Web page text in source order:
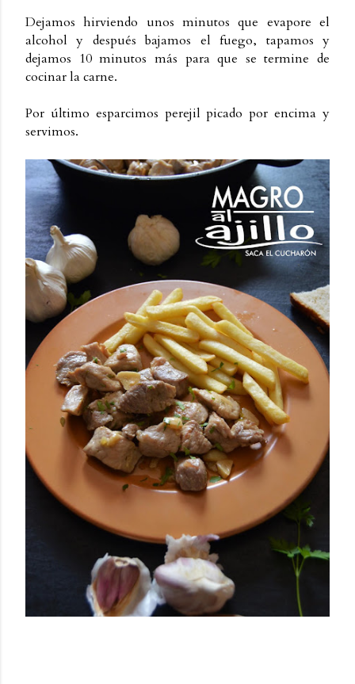
Dejamos hirviendo unos minutos que evapore el
alcohol y después bajamos el fuego, tapamos y
dejamos 10 minutos más para que se termine de
cocinar la carne.
Por último esparcimos perejil picado por encima y
servimos.